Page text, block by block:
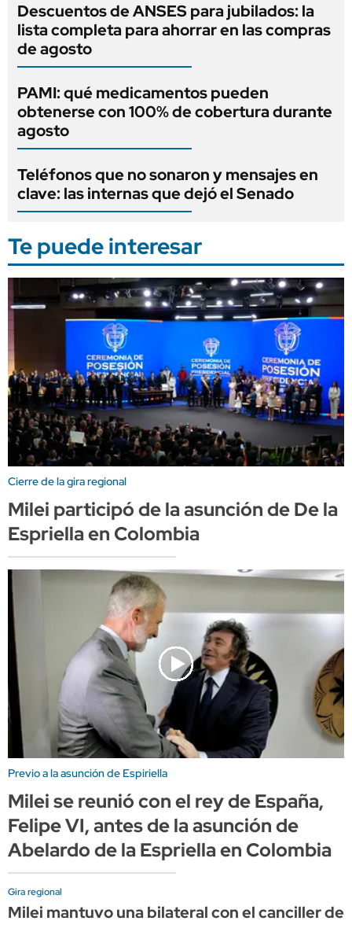
Descuentos de ANSES para jubilados: la
lista completa para ahorrar en las compras
de agosto
PAMI: qué medicamentos pueden
obtenerse con 100% de cobertura durante
agosto
Teléfonos que no sonaron y mensajes en
clave: las internas que dejó el Senado
Te puede interesar
Cierre de la gira regional
Milei participó de la asunción de De la
Espriella en Colombia
Previo a la asunción de Espiriella
Milei se reunió con el rey de España,
Felipe VI, antes de la asunción de
Abelardo de la Espriella en Colombia
Gira regional
Milei mantuvo una bilateral con el canciller de